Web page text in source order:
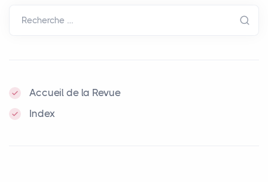
Recherche …
Accueil de la Revue
Index